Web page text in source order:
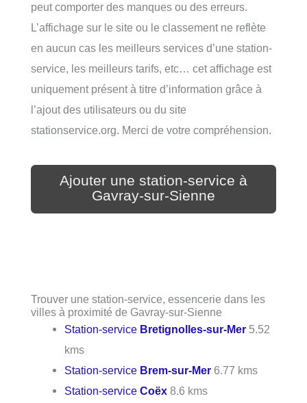
peut comporter des manques ou des erreurs.
L’affichage sur le site ou le classement ne reflète
en aucun cas les meilleurs services d’une station-
service, les meilleurs tarifs, etc… cet affichage est
uniquement présent à titre d’information grâce à
l’ajout des utilisateurs ou du site
stationservice.org. Merci de votre compréhension.
Ajouter une station-service à
Gavray-sur-Sienne
Trouver une station-service, essencerie dans les
villes à proximité de Gavray-sur-Sienne
Station-service Bretignolles-sur-Mer 5.52
kms
Station-service Brem-sur-Mer 6.77 kms
Station-serviceCoëx 8.6 kms